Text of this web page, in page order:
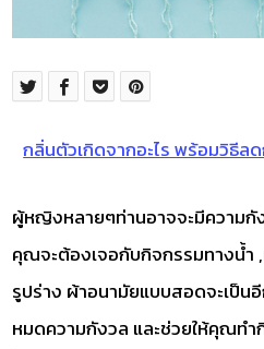
กลิ่นตัวเกิดจากอะไร พร้อมวิธีล
ผู้หญิงหลายๆท่านอาจจะมีความกั
คุณจะต้องเจอกับกิจกรรมทางน้ำ
รูปร่าง ผ้าอนามัยแบบสอดจะเป็
หมดความกังวล และช่วยให้คุณท